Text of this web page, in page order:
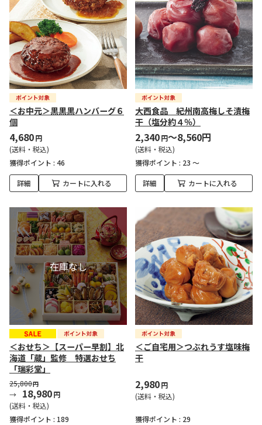
＜お中元＞黒黒黒ハンバーグ６
個
4,680円
(送料・税込)
獲得ポイント : 46
詳細 カートに入れる
大西食品 紀州南高梅しそ漬梅
干（塩分約４％）
2,340円～8,560円
(送料・税込)
獲得ポイント : 23 ～
詳細 カートに入れる
＜おせち＞【スーパー早割】北
海道「蔵」監修 特選おせち
「瑞彩堂」
25,800円
18,980円
(送料・税込)
獲得ポイント : 189
＜ご自宅用＞つぶれうす塩味梅
干
2,980円
(送料・税込)
獲得ポイント : 29